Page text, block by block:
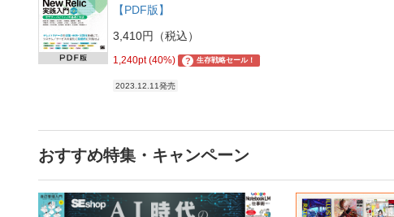
【PDF版】
3,410円（税込）
1,240pt (40%) ? 生存戦略セール！
2023.12.11発売
おすすめ特集・キャンペーン